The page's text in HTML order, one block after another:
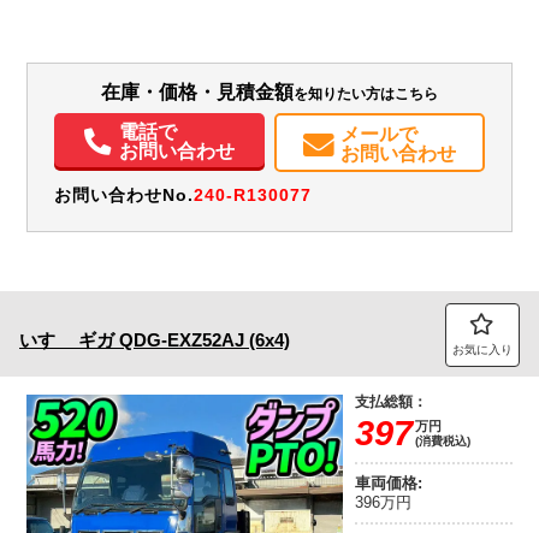
エアコン パワステ パワーウィンドウ ABS エアバッグ 電動格納ミラー
在庫・価格・見積金額を知りたい方はこちら
電話で
お問い合わせ
メールで
お問い合わせ
お問い合わせNo.240-R130077
いすゞ ギガ QDG-EXZ52AJ (6x4) お気に入り
支払総額：
397万円
(消費税込)
車両価格:
396万円